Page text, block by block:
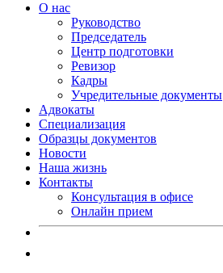
О нас
Руководство
Председатель
Центр подготовки
Ревизор
Кадры
Учредительные документы
Адвокаты
Специализация
Образцы документов
Новости
Наша жизнь
Контакты
Консультация в офисе
Онлайн прием